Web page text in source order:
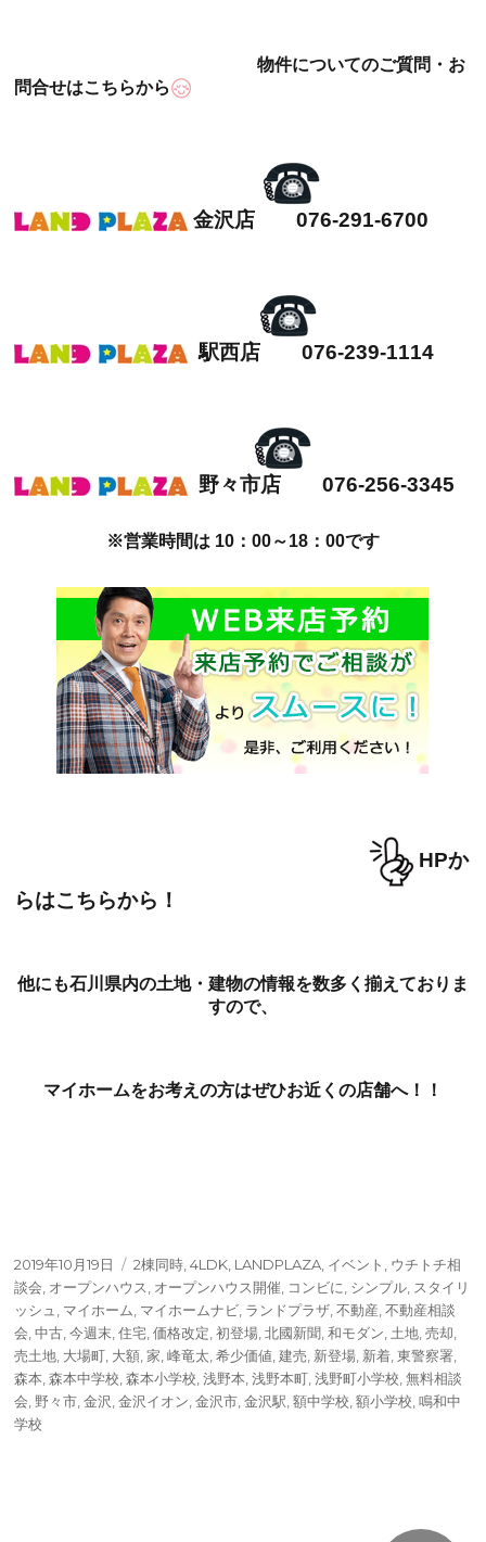
物件についてのご質問・お
問合せはこちらから
金沢店 076-291-6700
駅西店 076-239-1114
野々市店 076-256-3345
※営業時間は 10：00～18：00です
HPか
らはこちらから！
他にも石川県内の土地・建物の情報を数多く揃えておりま
すので、
マイホームをお考えの方はぜひお近くの店舗へ！！
投
稿
日:
2019年10月19日
タ
グ
2棟同時,4LDK, LANDPLAZA, イベント , ウチトチ相
談会, オープンハウス, オープンハウス開催, コンビに, シンプル, スタイリ
ッシュ, マイホーム, マイホームナビ, ランドプラザ,不動産,不動産相談
会,中古,今週末,住宅,価格改定,初登場,北國新聞,和モダン,土地,売却,
売土地, 大場町, 大額,家,峰竜太,希少価値,建売, 新登場, 新着,東警察署,
森本,森本中学校,森本小学校,浅野本,浅野本町,浅野町小学校,無料相談
会, 野々市,金沢,金沢イオン,金沢市,金沢駅,額中学校,額小学校,鳴和中
学校